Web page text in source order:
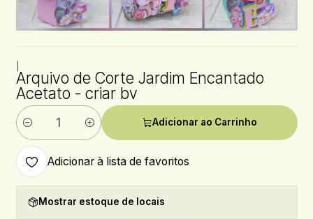
Arquivo de Corte Jardim Encantado
Acetato - criar bv
Quantidade
Adicionar ao Carrinho
Adicionar à lista de favoritos
Mostrar estoque de locais